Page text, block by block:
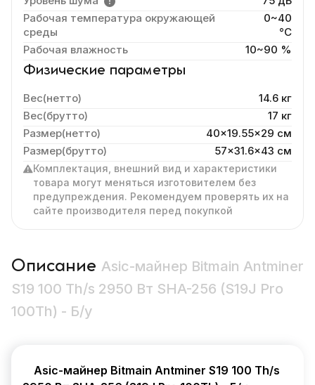
Рабочая температура окружающей
среды
0~40
°C
Рабочая влажность
10~90 %
Физические параметры
Вес(нетто)
14.6 кг
Вес(брутто)
17 кг
Размер(нетто)
40x19.55x29 cм
Размер(брутто)
57x31.6x43 см
Комплектация, внешний вид и характеристики
товара могут меняться изготовителем без
предупреждения. Рекомендуем проверять их на
сайте производителя перед покупкой
Описание Asic-майнер Bitmain Antminer
S19 100 Th/s 2950 Вт SHA-256 (S19J Pro
100Th) - Б/у
Asic-майнер Bitmain Antminer S19 100 Th/s